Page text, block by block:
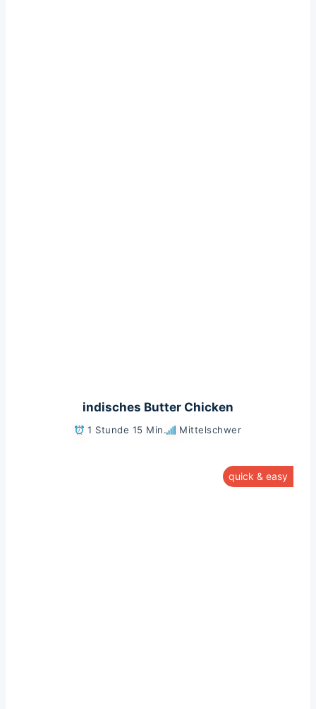
indisches Butter Chicken
1 Stunde 15 Min. Mittelschwer
quick & easy